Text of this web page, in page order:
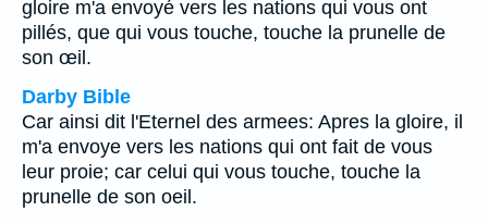
gloire m'a envoyé vers les nations qui vous ont
pillés, que qui vous touche, touche la prunelle de
son œil.
Darby Bible
Car ainsi dit l'Eternel des armees: Apres la gloire, il
m'a envoye vers les nations qui ont fait de vous
leur proie; car celui qui vous touche, touche la
prunelle de son oeil.